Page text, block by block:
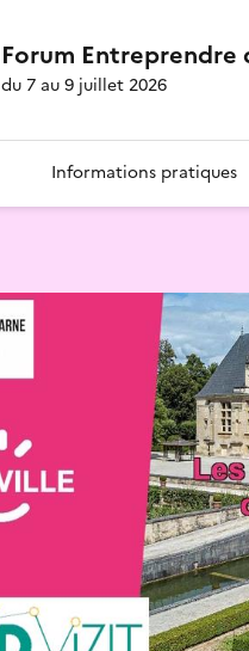
Forum Entreprendre
du 7 au 9 juillet 2026
Informations pratiques